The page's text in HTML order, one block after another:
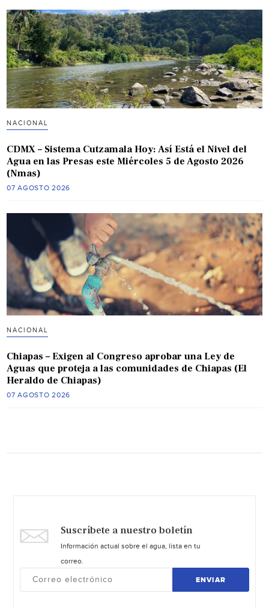
NACIONAL
CDMX – Sistema Cutzamala Hoy: Así Está el Nivel del
Agua en las Presas este Miércoles 5 de Agosto 2026
(Nmas)
07 AGOSTO 2026
NACIONAL
Chiapas – Exigen al Congreso aprobar una Ley de
Aguas que proteja a las comunidades de Chiapas (El
Heraldo de Chiapas)
07 AGOSTO 2026
Suscríbete a nuestro boletín
Información actual sobre el agua, lista en tu
correo.
ENVIAR